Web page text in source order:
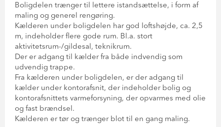
Boligdelen trænger til lettere istandsættelse, i form af
maling og generel rengøring.
Kælderen under boligdelen har god loftshøjde, ca. 2,5
m, indeholder flere gode rum. Bl.a. stort
aktivitetsrum-/gildesal, teknikrum.
Der er adgang til kælder fra både indvendig som
udvendig trappe.
Fra kælderen under boligdelen, er der adgang til
kælder under kontorafsnit, der indeholder bolig og
kontorafsnittets varmeforsyning, der opvarmes med olie
og fast brændsel.
Kælderen er tør og trænger blot til en gang maling.